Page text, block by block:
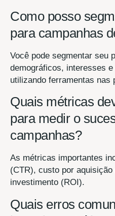
Como posso
para campanhas
Você pode segmentar seu
demográficos, interesses
utilizando ferramentas nas
Quais métricas
para medir o
campanhas?
As métricas importantes
(CTR), custo por
investimento (ROI).
Quais erros